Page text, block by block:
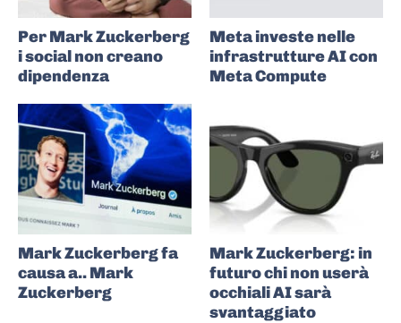
Per Mark Zuckerberg
i social non creano
dipendenza
Meta investe nelle
infrastrutture AI con
Meta Compute
Mark Zuckerberg fa
causa a.. Mark
Zuckerberg
Mark Zuckerberg: in
futuro chi non userà
occhiali AI sarà
svantaggiato